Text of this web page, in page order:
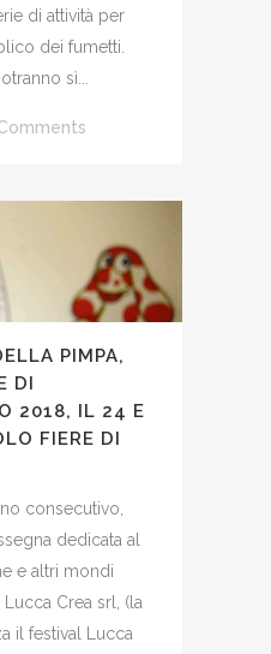
di attività per
dei fumetti.
sì...
PIMPA,
DI
2018, IL 24 E
FIERE DI
consecutivo,
dedicata al
e altri mondi
Crea srl, (la
il festival Lucca